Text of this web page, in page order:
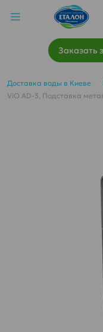
Заказать
Доставка воды в Киеве
ViO AD-3, Подставка